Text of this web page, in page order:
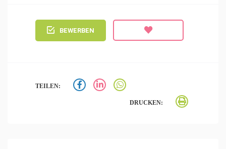
BEWERBEN
TEILEN:
DRUCKEN: